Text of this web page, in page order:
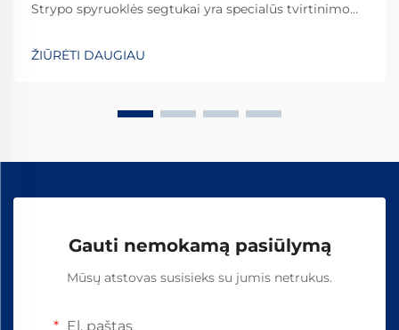
Strypo spyruoklės segtukai yra specialūs tvirtinimo
pasaulyje esančiuose geležinkelių sistemose. Jie
užtikrina, kad bėgiai būtų tinkamai pritvirtinti, kad
ŽIŪRĖTI DAUGIAU
Gauti nemokamą pasiūlymą
Mūsų atstovas susisieks su jumis netrukus.
El. paštas